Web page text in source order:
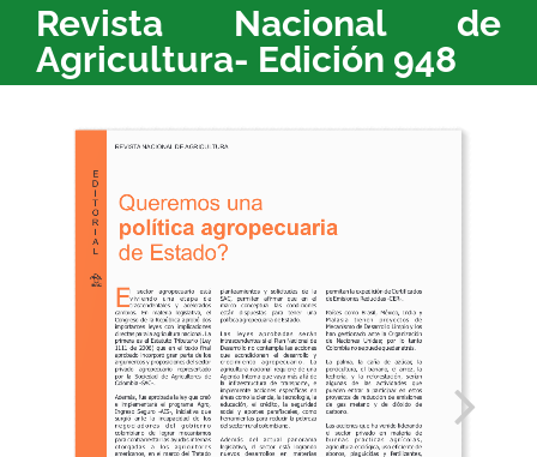
Revista Nacional de
Agricultura- Edición 948